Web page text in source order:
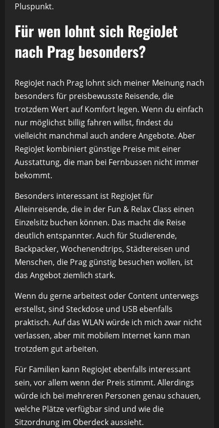
Pluspunkt.
Für wen lohnt sich RegioJet
nach Prag besonders?
RegioJet nach Prag lohnt sich meiner Meinung nach
besonders für preisbewusste Reisende, die
trotzdem Wert auf Komfort legen. Wenn du einfach
nur möglichst billig fahren willst, findest du
vielleicht manchmal auch andere Angebote. Aber
RegioJet kombiniert günstige Preise mit einer
Ausstattung, die man bei Fernbussen nicht immer
bekommt.
Besonders interessant ist RegioJet für
Alleinreisende, die in der Fun & Relax Class einen
Einzelsitz buchen können. Das macht die Reise
deutlich entspannter. Auch für Studierende,
Backpacker, Wochenendtrips, Städtereisen und
Menschen, die Prag günstig besuchen wollen, ist
das Angebot ziemlich stark.
Wenn du gerne arbeitest oder Content unterwegs
erstellst, sind Steckdose und USB ebenfalls
praktisch. Auf das WLAN würde ich mich zwar nicht
verlassen, aber mit mobilem Internet kann man
trotzdem gut arbeiten.
Für Familien kann RegioJet ebenfalls interessant
sein, vor allem wenn der Preis stimmt. Allerdings
würde ich bei mehreren Personen genau schauen,
welche Plätze verfügbar sind und wie die
Sitzordnung im Oberdeck aussieht.